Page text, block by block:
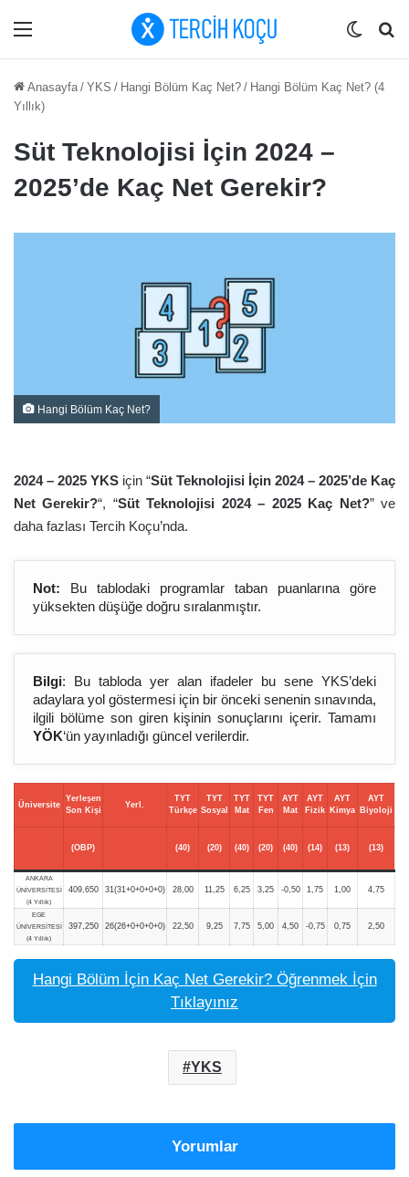
Menü Dış
Anasayfa / YKS / Hangi Bölüm Kaç Net? / Hangi Bölüm Kaç Net? (4
Yıllık)
Süt Teknolojisi İçin 2024 –
2025’de Kaç Net Gerekir?
Hangi Bölüm Kaç Net?
2024 – 2025 YKS için “Süt Teknolojisi İçin 2024 – 2025’de Kaç
Net Gerekir?“, “Süt Teknolojisi 2024 – 2025 Kaç Net?” ve
daha fazlası Tercih Koçu’nda.
Not: Bu tablodaki programlar taban puanlarına göre
yüksekten düşüğe doğru sıralanmıştır.
Bilgi: Bu tabloda yer alan ifadeler bu sene YKS’deki
adaylara yol göstermesi için bir önceki senenin sınavında,
ilgili bölüme son giren kişinin sonuçlarını içerir. Tamamı
YÖK‘ün yayınladığı güncel verilerdir.
Üniversite
Yerleşen
Son Kişi
Yerl.
TYT
Türkçe
TYT
Sosyal
TYT
Mat
TYT
Fen
AYT
Mat
AYT
Fizik
AYT
Kimya
AYT
Biyoloji
(OBP) (40) (20) (40) (20) (40) (14) (13) (13)
ANKARA
ÜNİVERSİTESİ
(4 Yıllık)
409,650 31(31+0+0+0+0) 28,00 11,25 6,25 3,25 -0,50 1,75 1,00 4,75
EGE
ÜNİVERSİTESİ
(4 Yıllık)
397,250 26(26+0+0+0+0) 22,50 9,25 7,75 5,00 4,50 -0,75 0,75 2,50
Hangi Bölüm İçin Kaç Net Gerekir? Öğrenmek İçin
Tıklayınız
YKS
Yorumlar